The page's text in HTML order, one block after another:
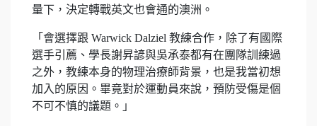
量下，決定轉戰英文也會通的澳洲。
「會選擇跟 Warwick Dalziel 教練合作，除了有國際
選手引薦、學長謝昇諺與吳承泰都有在團隊訓練過
之外，教練本身的物理治療師背景，也是我當初想
加入的原因。畢竟對於運動員來說，預防受傷是個
不可不慎的議題。」